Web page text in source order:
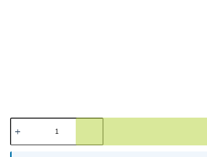
A